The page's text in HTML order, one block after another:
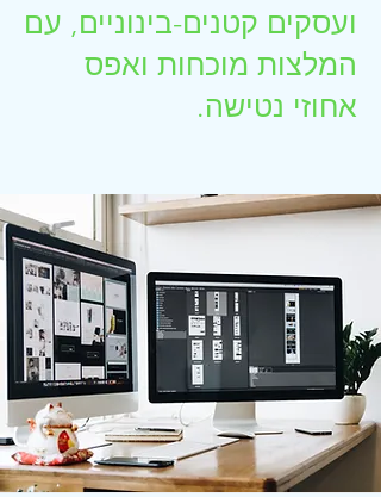
ועסקים קטנים-בינוניים, עם
המלצות מוכחות ואפס
אחוזי נטישה.